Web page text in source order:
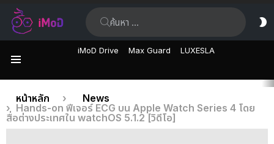
iMoD Drive Max Guard LUXESLA
เรื่อง
ล่าสุด
คุณอยู่ที่นี่:
หน้าหลัก
News
Hands-on ฟีเจอร์ ECG บน Apple Watch Series 4 โดย
สื่อต่างประเทศใน watchOS 5.1.2 [วิดีโอ]